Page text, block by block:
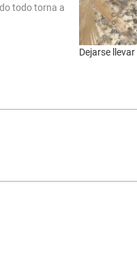
todo torna a
Dejarse